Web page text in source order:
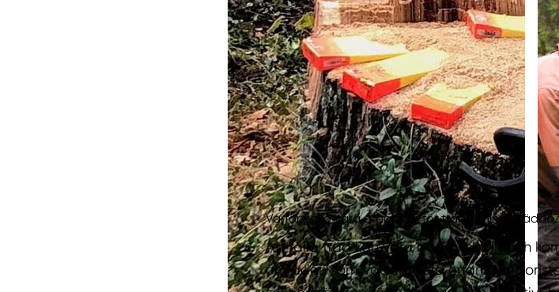
Varför välja våra arborister för trädfällning i
Att fälla träd kan vara både riskfyllt och
områden som Väddö. Våra erfarna